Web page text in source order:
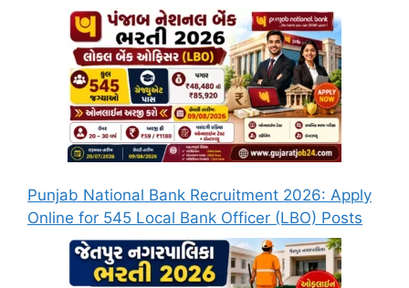
Punjab National Bank Recruitment 2026: Apply
Online for 545 Local Bank Officer (LBO) Posts